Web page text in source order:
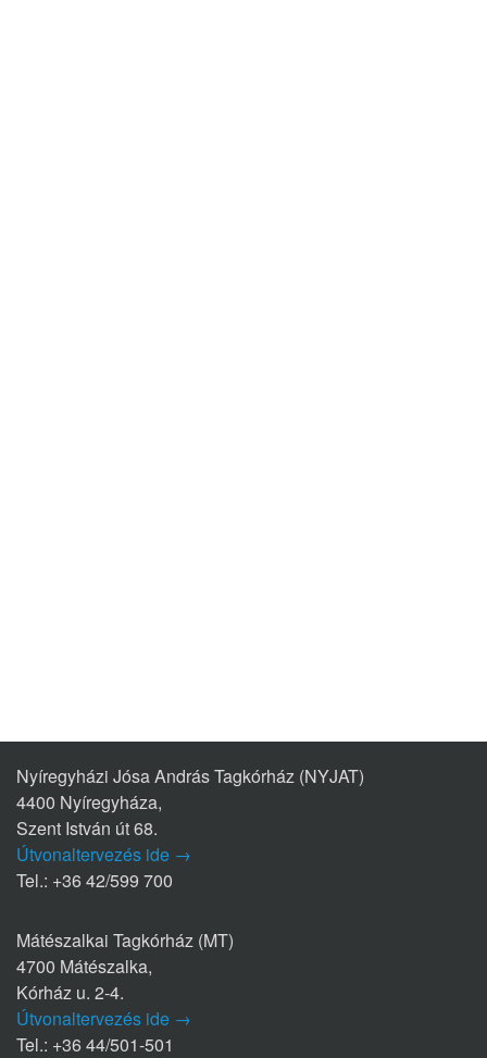
Nyíregyházi Jósa András Tagkórház (NYJAT)
4400 Nyíregyháza,
Szent István út 68.
Útvonaltervezés ide →
Tel.: +36 42/599 700
Mátészalkai Tagkórház (MT)
4700 Mátészalka,
Kórház u. 2-4.
Útvonaltervezés ide →
Tel.: +36 44/501-501